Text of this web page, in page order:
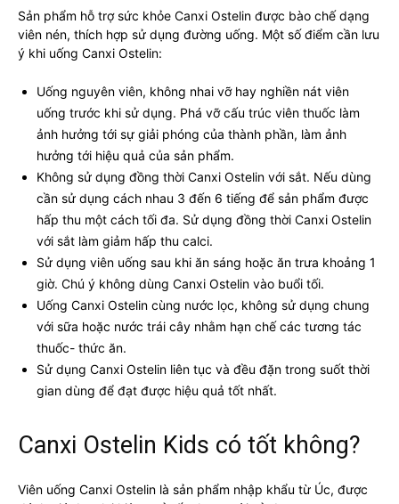
Sản phẩm hỗ trợ sức khỏe Canxi Ostelin được bào chế dạng
viên nén, thích hợp sử dụng đường uống. Một số điểm cần lưu
ý khi uống Canxi Ostelin:
Uống nguyên viên, không nhai vỡ hay nghiền nát viên
uống trước khi sử dụng. Phá vỡ cấu trúc viên thuốc làm
ảnh hưởng tới sự giải phóng của thành phần, làm ảnh
hưởng tới hiệu quả của sản phẩm.
Không sử dụng đồng thời Canxi Ostelin với sắt. Nếu dùng
cần sử dụng cách nhau 3 đến 6 tiếng để sản phẩm được
hấp thu một cách tối đa. Sử dụng đồng thời Canxi Ostelin
với sắt làm giảm hấp thu calci.
Sử dụng viên uống sau khi ăn sáng hoặc ăn trưa khoảng 1
giờ. Chú ý không dùng Canxi Ostelin vào buổi tối.
Uống Canxi Ostelin cùng nước lọc, không sử dụng chung
với sữa hoặc nước trái cây nhằm hạn chế các tương tác
thuốc- thức ăn.
Sử dụng Canxi Ostelin liên tục và đều đặn trong suốt thời
gian dùng để đạt được hiệu quả tốt nhất.
Canxi Ostelin Kids có tốt không?
Viên uống Canxi Ostelin là sản phẩm nhập khẩu từ Úc, được